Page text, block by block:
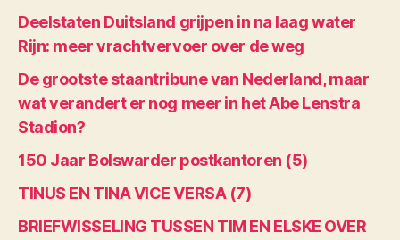
Deelstaten Duitsland grijpen in na laag water
Rijn: meer vrachtvervoer over de weg
De grootste staantribune van Nederland, maar
wat verandert er nog meer in het Abe Lenstra
Stadion?
150 Jaar Bolswarder postkantoren (5)
TINUS EN TINA VICE VERSA (7)
BRIEFWISSELING TUSSEN TIM EN ELSKE OVER